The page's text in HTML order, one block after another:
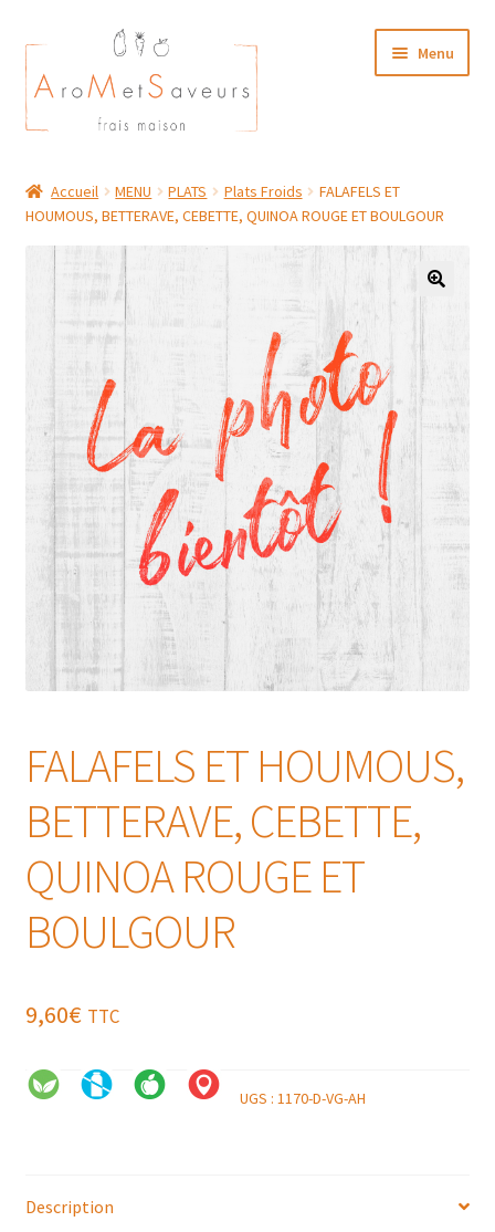
Aller
à
la
navigation
Aller
au
contenu
Menu
Plat du Jour/ Menu Week end
NOS BOUTIQUES
MON COMPTE
Accueil MENU PLATS Plats Froids
FALAFELS ET
HOUMOUS, BETTERAVE, CEBETTE, QUINOA ROUGE ET BOULGOUR
FALAFELS ET HOUMOUS,
BETTERAVE, CEBETTE,
QUINOA ROUGE ET
BOULGOUR
9,60€ TTC
UGS : 1170-D-VG-AH
Description